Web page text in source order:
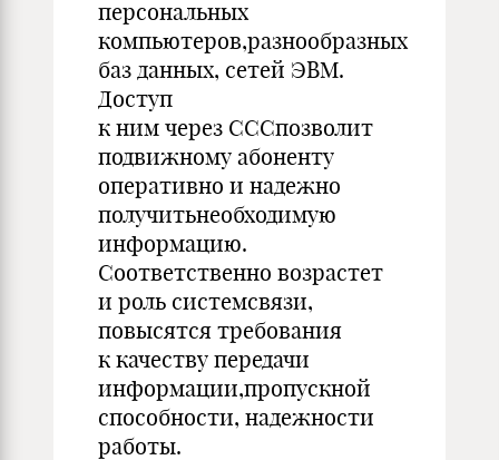
персональных
компьютеров,разнообразных
баз данных, сетей ЭВМ.
Доступ
к ним через СССпозволит
подвижному абоненту
оперативно и надежно
получитьнеобходимую
информацию.
Соответственно возрастет
и роль системсвязи,
повысятся требования
к качеству передачи
информации,пропускной
способности, надежности
работы.